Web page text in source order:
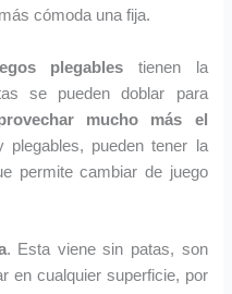
cómoda una fija.
plegables tienen la
se pueden doblar para
mucho más el
pueden tener la
permite cambiar de juego
. Esta viene sin patas, son
en cualquier superficie, por